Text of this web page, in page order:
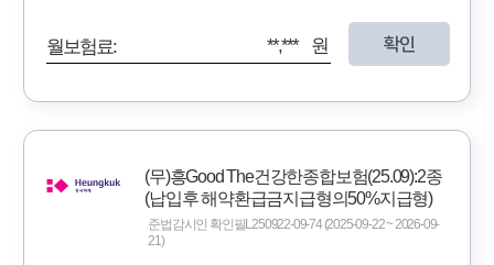
월보험료: **,*** 원 확인
(무)흥Good The건강한종합보험(25.09):2종
(납입후 해약환급금지급형의50%지급형)
준법감시인 확인필L250922-09-74 (2025-09-22 ~ 2026-09-
21)